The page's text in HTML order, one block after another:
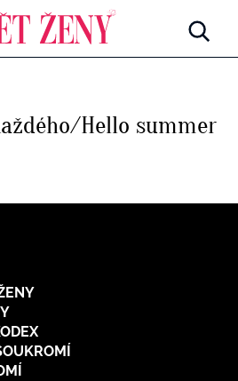
Hello summer